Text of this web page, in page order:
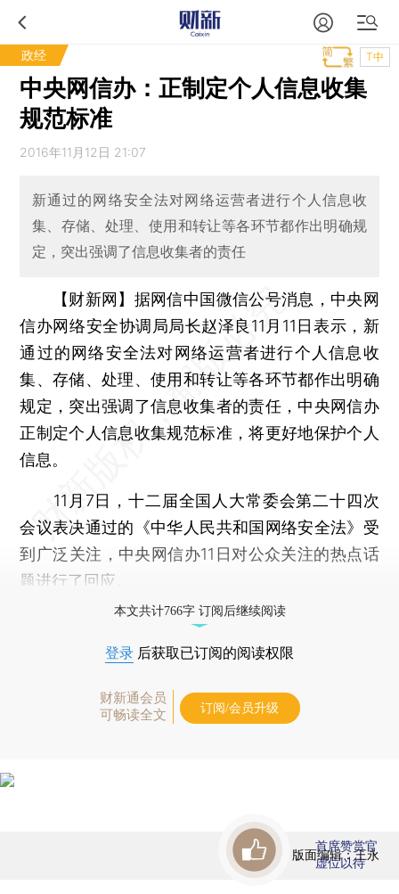
政经 T中
中央网信办：正制定个人信息收集
规范标准
2016年11月12日 21:07
新通过的网络安全法对网络运营者进行个人信息收
集、存储、处理、使用和转让等各环节都作出明确规
定，突出强调了信息收集者的责任
【财新网】 据网信中国微信公号消息，中央网
信办网络安全协调局局长赵泽良11月11日表示，新
通过的网络安全法对网络运营者进行个人信息收
集、存储、处理、使用和转让等各环节都作出明确
规定，突出强调了信息收集者的责任，中央网信办
正制定个人信息收集规范标准，将更好地保护个人
信息。
11月7日，十二届全国人大常委会第二十四次
会议表决通过的《中华人民共和国网络安全法》受
到广泛关注，中央网信办11日对公众关注的热点话
题进行了回应。
本文共计766字 订阅后继续阅读
登录 后获取已订阅的阅读权限
财新通会员
可畅读全文
订阅/会员升级
版面编辑：王永
首席赞赏官
虚位以待